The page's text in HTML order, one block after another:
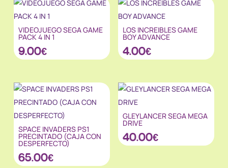
VIDEOJUEGO SEGA GAME
PACK 4 IN 1
9.00€
LOS INCREIBLES GAME
BOY ADVANCE
4.00€
SPACE INVADERS PS1
PRECINTADO (CAJA CON
DESPERFECTO)
65.00€
GLEYLANCER SEGA MEGA
DRIVE
40.00€